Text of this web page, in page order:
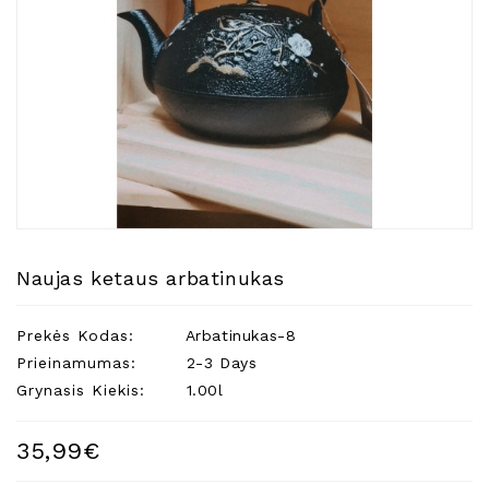
Higienos
Priemonės
Kūdikiams
Reikalai
Naujas ketaus arbatinukas
Prekės Kodas:
Arbatinukas-8
Prieinamumas:
2-3 Days
Grynasis Kiekis:
1.00l
35,99€